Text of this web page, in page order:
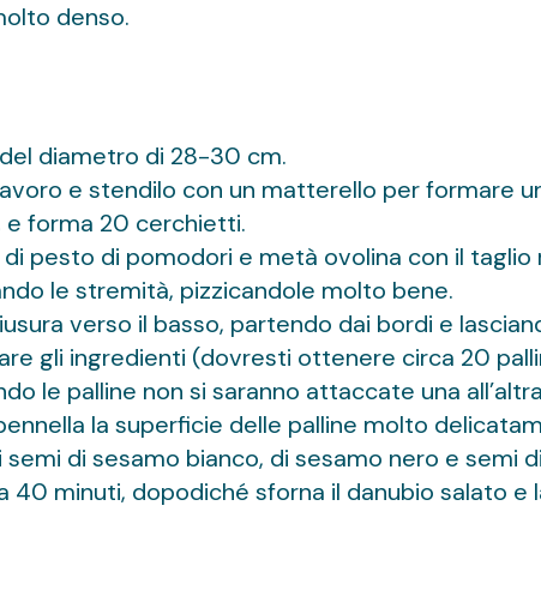
denso.
diametro di 28-30 cm.
e stendilo con un matterello per formare
e forma 20 cerchietti.
pesto di pomodori e metà ovolina con il taglio
le stremità, pizzicandole molto bene.
verso il basso, partendo dai bordi e
gli ingredienti (dovresti ottenere circa 20
le palline non si saranno attaccate una
la superficie delle palline molto
di sesamo bianco, di sesamo nero e semi
40 minuti, dopodiché sforna il danubio salato e